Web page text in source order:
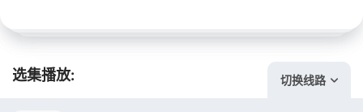
选集播放: 切换线路